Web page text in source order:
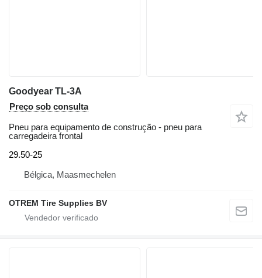
Goodyear TL-3A
Preço sob consulta
Pneu para equipamento de construção - pneu para
carregadeira frontal
29.50-25
Bélgica, Maasmechelen
OTREM Tire Supplies BV